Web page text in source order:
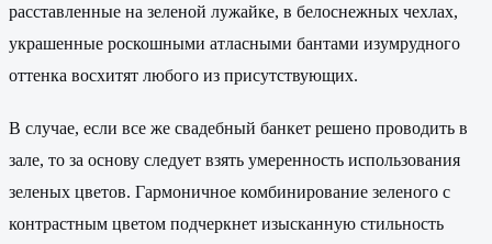
расставленные на зеленой лужайке, в белоснежных чехлах,
украшенные роскошными атласными бантами изумрудного
оттенка восхитят любого из присутствующих.
В случае, если все же свадебный банкет решено проводить в
зале, то за основу следует взять умеренность использования
зеленых цветов. Гармоничное комбинирование зеленого с
контрастным цветом подчеркнет изысканную стильность